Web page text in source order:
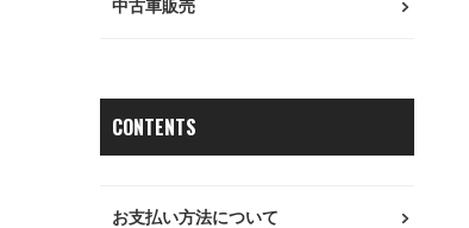
中古車販売
CONTENTS
お支払い方法について